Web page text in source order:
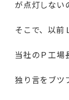
が点灯しない
そこで、以前
当社のＰ工場
独り言をブツ